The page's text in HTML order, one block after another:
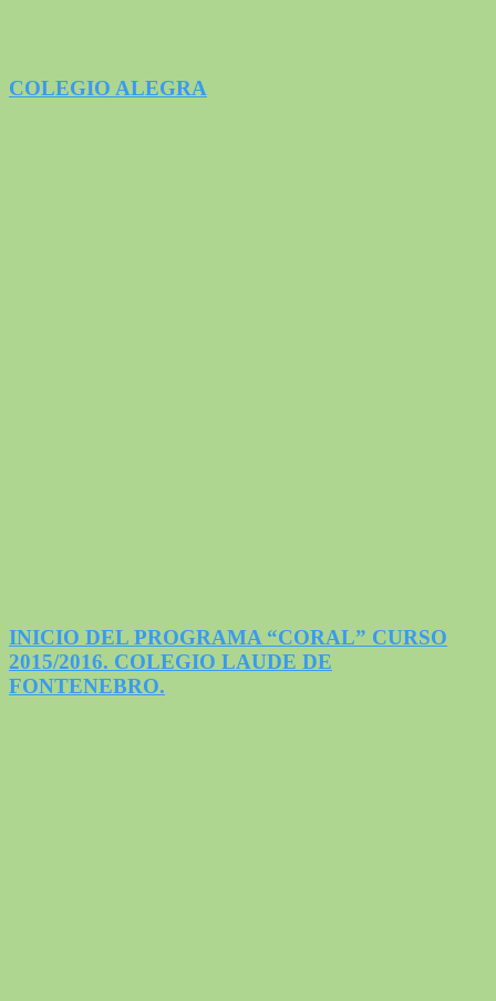
COLEGIO ALEGRA
INICIO DEL PROGRAMA “CORAL” CURSO
2015/2016. COLEGIO LAUDE DE
FONTENEBRO.